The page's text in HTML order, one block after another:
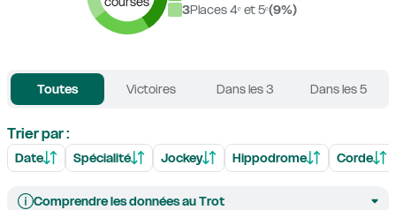
3Places 4ᵉ et 5ᵉ(9%)
Toutes Victoires Dans les 3 Dans les 5
Trier par :
Date Spécialité Jockey Hippodrome Corde
Comprendre les données au Trot